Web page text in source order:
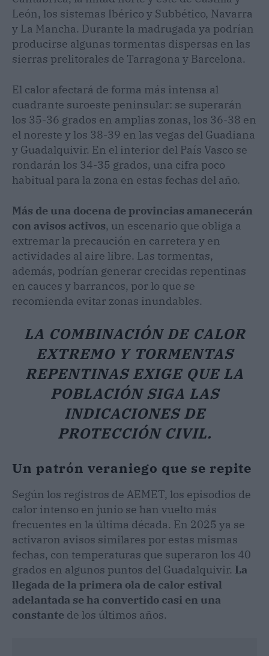
León, los sistemas Ibérico y Subbético, Navarra
y La Mancha. Durante la madrugada ya podrían
producirse algunas tormentas dispersas en las
sierras prelitorales de Tarragona y Barcelona.
El calor afectará de forma más intensa al
cuadrante suroeste peninsular: se superarán
los 35-36 grados en amplias zonas, los 36-38 en
el noreste y los 38-39 en las vegas del Guadiana
y Guadalquivir. En el interior del País Vasco se
rondarán los 34-35 grados, una cifra poco
habitual para la zona en estas fechas del año.
Más de una docena de provincias amanecerán
con avisos activos, un escenario que obliga a
extremar la precaución en carretera y en
actividades al aire libre. Las tormentas,
además, podrían generar crecidas repentinas
en cauces y barrancos, por lo que se
recomienda evitar zonas inundables.
LA COMBINACIÓN DE CALOR
EXTREMO Y TORMENTAS
REPENTINAS EXIGE QUE LA
POBLACIÓN SIGA LAS
INDICACIONES DE
PROTECCIÓN CIVIL.
Un patrón veraniego que se repite
Según los registros de AEMET, los episodios de
calor intenso en junio se han vuelto más
frecuentes en la última década. En 2025 ya se
activaron avisos similares por estas mismas
fechas, con temperaturas que superaron los 40
grados en algunos puntos del Guadalquivir. La
llegada de la primera ola de calor estival
adelantada se ha convertido casi en una
constante de los últimos años.